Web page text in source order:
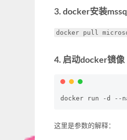
3. docker安装
docker pull
4. 启动docker镜像
这里是参数的解释：